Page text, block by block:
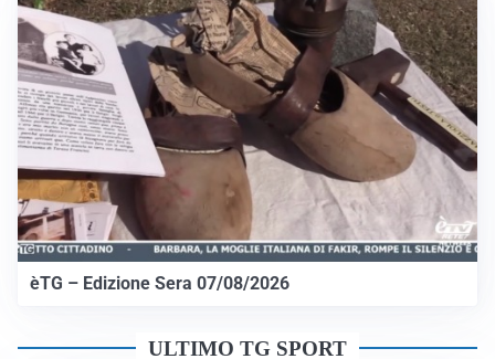
èTG – Edizione Sera 07/08/2026
ULTIMO TG SPORT